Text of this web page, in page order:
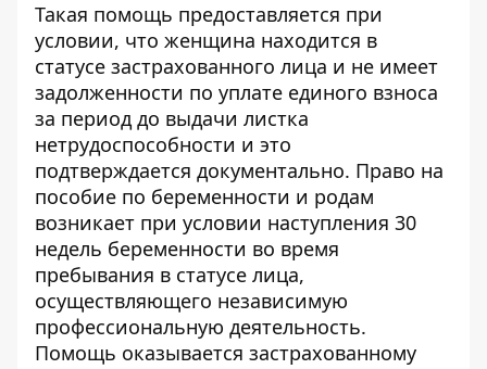
Такая помощь предоставляется при
условии, что женщина находится в
статусе застрахованного лица и не имеет
задолженности по уплате единого взноса
за период до выдачи листка
нетрудоспособности и это
подтверждается документально. Право на
пособие по беременности и родам
возникает при условии наступления 30
недель беременности во время
пребывания в статусе лица,
осуществляющего независимую
профессиональную деятельность.
Помощь оказывается застрахованному